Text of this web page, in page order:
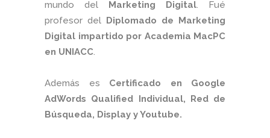
mundo del Marketing Digital. Fué
profesor del Diplomado de Marketing
Digital impartido por Academia MacPC
en UNIACC.
Además es Certificado en Google
AdWords Qualified Individual, Red de
Búsqueda, Display y Youtube.